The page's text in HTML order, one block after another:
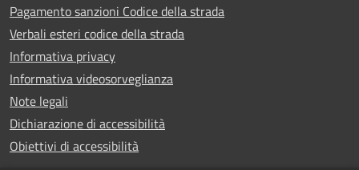
Pagamento sanzioni Codice della strada
Verbali esteri codice della strada
Informativa privacy
Informativa videosorveglianza
Note legali
Dichiarazione di accessibilità
Obiettivi di accessibilità